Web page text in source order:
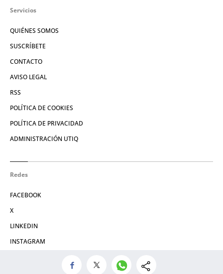
Servicios
QUIÉNES SOMOS
SUSCRÍBETE
CONTACTO
AVISO LEGAL
RSS
POLÍTICA DE COOKIES
POLÍTICA DE PRIVACIDAD
ADMINISTRACIÓN UTIQ
Redes
FACEBOOK
X
LINKEDIN
INSTAGRAM